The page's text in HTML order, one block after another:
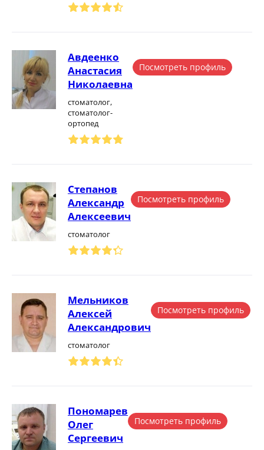
Авдеенко
Анастасия
Николаевна
стоматолог,
стоматолог-
ортопед
Посмотреть профиль
Степанов
Александр
Алексеевич
стоматолог
Посмотреть профиль
Мельников
Алексей
Александрович
стоматолог
Посмотреть профиль
Пономарев
Олег
Сергеевич
Посмотреть профиль